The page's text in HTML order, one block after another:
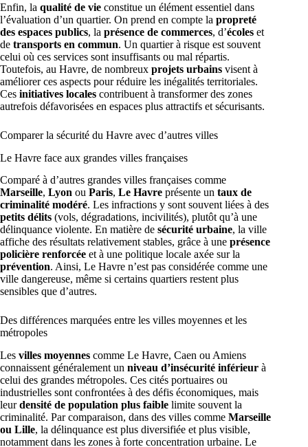
Enfin, la qualité de vie constitue un élément essentiel dans
l’évaluation d’un quartier. On prend en compte la propreté
des espaces publics, la présence de commerces, d’écoles et
de transports en commun. Un quartier à risque est souvent
celui où ces services sont insuffisants ou mal répartis.
Toutefois, au Havre, de nombreux projets urbains visent à
améliorer ces aspects pour réduire les inégalités territoriales.
Ces initiatives locales contribuent à transformer des zones
autrefois défavorisées en espaces plus attractifs et sécurisants.
Comparer la sécurité du Havre avec d’autres villes
Le Havre face aux grandes villes françaises
Comparé à d’autres grandes villes françaises comme
Marseille, Lyon ou Paris, Le Havre présente un taux de
criminalité modéré. Les infractions y sont souvent liées à des
petits délits (vols, dégradations, incivilités), plutôt qu’à une
délinquance violente. En matière de sécurité urbaine, la ville
affiche des résultats relativement stables, grâce à une présence
policière renforcée et à une politique locale axée sur la
prévention. Ainsi, Le Havre n’est pas considérée comme une
ville dangereuse, même si certains quartiers restent plus
sensibles que d’autres.
Des différences marquées entre les villes moyennes et les
métropoles
Les villes moyennes comme Le Havre, Caen ou Amiens
connaissent généralement un niveau d’insécurité inférieur à
celui des grandes métropoles. Ces cités portuaires ou
industrielles sont confrontées à des défis économiques, mais
leurdensité de population plus faible limite souvent la
criminalité. Par comparaison, dans des villes comme Marseille
ou Lille, la délinquance est plus diversifiée et plus visible,
notamment dans les zones à forte concentration urbaine. Le